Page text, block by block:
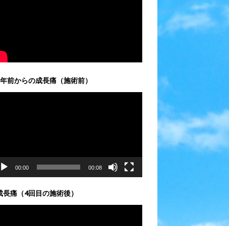
前からの成長痛（施術前）
00:00 00:08
長痛（4回目の施術後）